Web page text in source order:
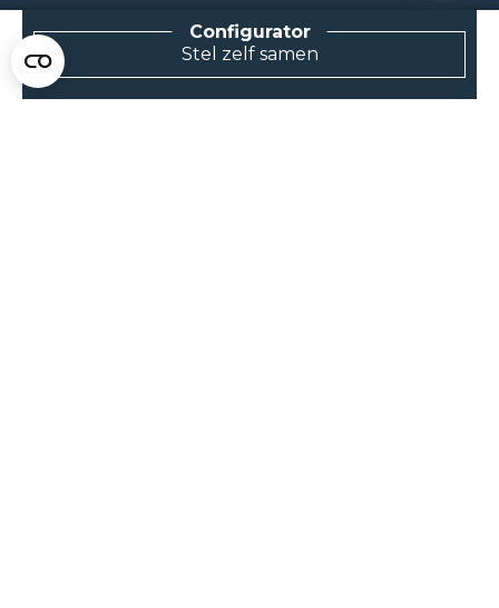
NEEM CONTACT MET ONS OP
Van Klompenburg Hekwerk B.V.
De Rietkraag 11
Stel zelf samen